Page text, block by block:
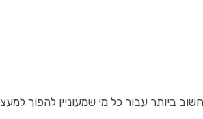
ביותר עבור כל מי שמעוניין